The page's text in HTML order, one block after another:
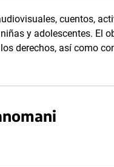
cuentos,
y adolescentes. El
derechos, así como